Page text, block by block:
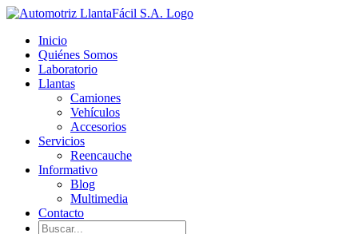
Skip
content
facebook
youtube
Inicio
Quiénes Somos
Laboratorio
Llantas
Camiones
Vehículos
Accesorios
Servicios
Reencauche
Informativo
Blog
Multimedia
Contacto
Buscar: